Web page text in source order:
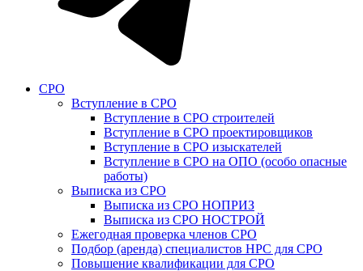
СРО
Вступление в СРО
Вступление в СРО строителей
Вступление в СРО проектировщиков
Вступление в СРО изыскателей
Вступление в СРО на ОПО (особо опасные
работы)
Выписка из СРО
Выписка из СРО НОПРИЗ
Выписка из СРО НОСТРОЙ
Ежегодная проверка членов СРО
Подбор (аренда) специалистов НРС для СРО
Повышение квалификации для СРО